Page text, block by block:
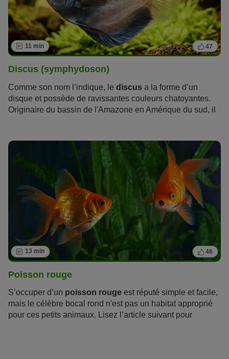
11 min 47
Discus (symphydoson)
Comme son nom l’indique, le discus a la forme d’un
disque et possède de ravissantes couleurs chatoyantes.
Originaire du bassin de l'Amazone en Amérique du sud, il
généralement élevée en groupe de cinq à huit espèces, ce
qui peut engendrer des frais conséquents.
13 min 46
Poisson rouge
S’occuper d’un poisson rouge est réputé simple et facile,
mais le célèbre bocal rond n'est pas un habitat approprié
pour ces petits animaux. Lisez l’article suivant pour